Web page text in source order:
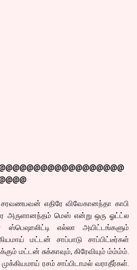
சரவணபவன் எதிரே விவேகானந்தா காபி
அருளானந்தம் மெஸ் என்று ஒரு ஓட்ட்ல
ஸ்பெஷாலிட்டி எல்லா அயிட்டங்களும்
மட்டன் சாப்பாடு சாப்பிட்டீர்கள்
மட்டன் சுக்காவும், கிரேவியும் ம்ம்ம்ம்.
முக்கியமாய் ரசம் சாப்பிடாமல் வராதீர்கள்.